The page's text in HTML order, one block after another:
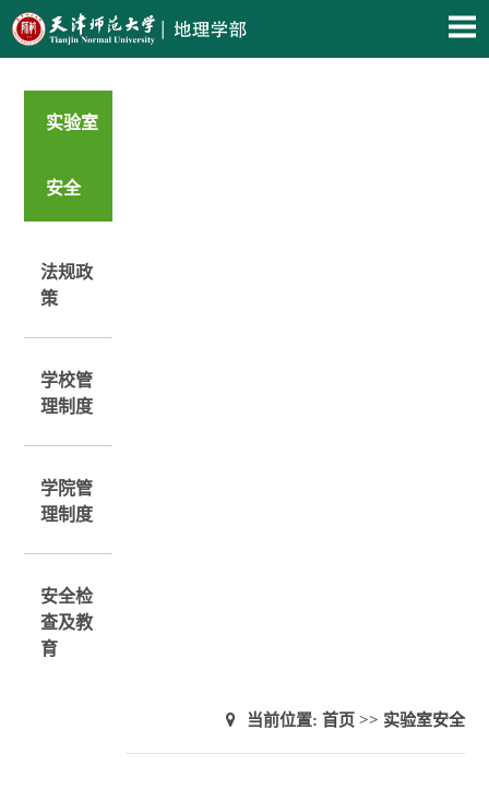
实验室
安全
法规政
策
学校管
理制度
学院管
理制度
安全检
查及教
育
当前位置: 首页 >> 实验室安全